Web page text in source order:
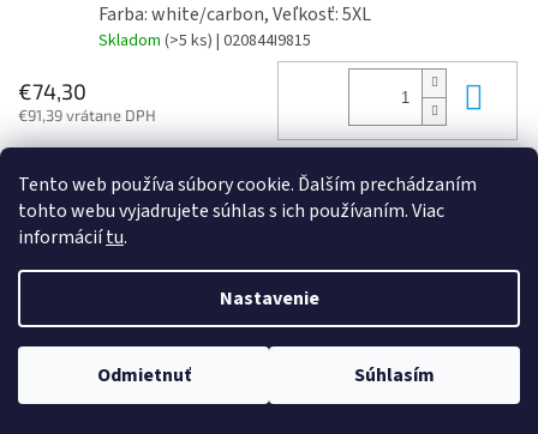
Tento web používa súbory cookie. Ďalším prechádzaním
tohto webu vyjadrujete súhlas s ich používaním. Viac
informáciítu.
Nastavenie
Odmietnuť Súhlasím
Farba: white/carbon, Veľkosť: 5XL
Skladom (>5 ks) | 020844I9815
€74,30
€91,39 vrátane DPH
Farba: white/carbon, Veľkosť: 6XL
Skladom (>5 ks) | 020844I9816
€74,30
€91,39 vrátane DPH